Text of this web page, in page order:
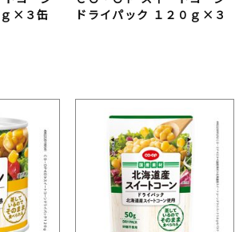
ｇ×３缶
ドライパック １２０ｇ×３